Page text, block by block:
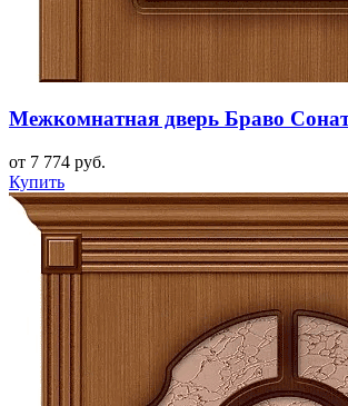
Межкомнатная дверь Браво
от 7 774 руб.
Купить